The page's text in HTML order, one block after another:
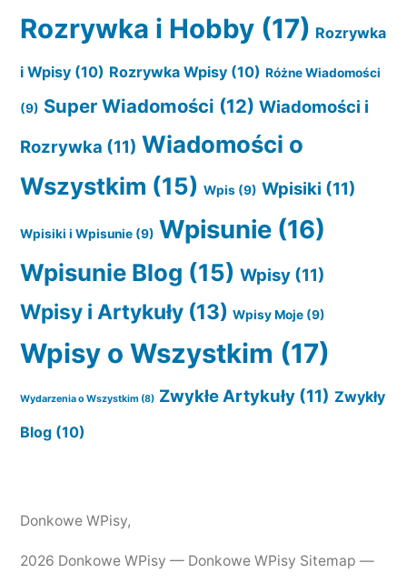
Rozrywka i Hobby (17) Rozrywka
i Wpisy (10) Rozrywka Wpisy (10) Różne Wiadomości
(9) Super Wiadomości (12) Wiadomości i
Rozrywka (11) Wiadomości o
Wszystkim (15) Wpis (9) Wpisiki (11)
Wpisiki i Wpisunie (9) Wpisunie (16)
Wpisunie Blog (15) Wpisy (11)
Wpisy i Artykuły (13) Wpisy Moje (9)
Wpisy o Wszystkim (17)
Wydarzenia o Wszystkim (8) Zwykłe Artykuły (11) Zwykły
Blog (10)
Donkowe WPisy,
2026 Donkowe WPisy — Donkowe WPisy Sitemap —